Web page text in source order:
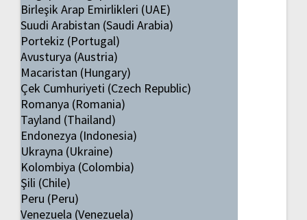
Birleşik Arap Emirlikleri (UAE)
Suudi Arabistan (Saudi Arabia)
Portekiz (Portugal)
Avusturya (Austria)
Macaristan (Hungary)
Çek Cumhuriyeti (Czech Republic)
Romanya (Romania)
Tayland (Thailand)
Endonezya (Indonesia)
Ukrayna (Ukraine)
Kolombiya (Colombia)
Şili (Chile)
Peru (Peru)
Venezuela (Venezuela)